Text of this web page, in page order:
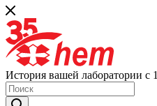
История вашей лаборатории с